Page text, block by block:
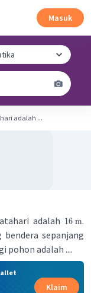
Masuk
adalah ...
adalah 16 m.
sepanjang
pohon adalah ....
Klaim